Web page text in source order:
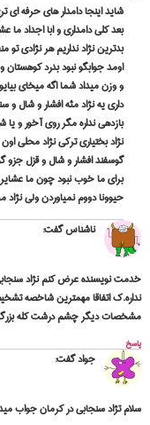
شاید اینجا دامدار های حرفه
بعد کلی دامداری و ابا اجداد ما
بدترین نژاد نداریم هر نژادی
اومد جوابگو نبود بدرد کوهستان
و وزن میداد شما اگه میخای
داری یه نژاد مثه افشار و شال
بازدهی نداره مگر روی آخور و
نژاد بختیاری ترکی نژاد محلی
گوسفند افشار و شال و قزل
برای ما خوب نبود چون ما
حیوونا دووم نمیاوردن ولی
ناشناسگفت:
خدمت نویسنده عرض کنم نژاد
نداره.ک اتفاقا مهمترین شاخصه
مشخصات دیگر چشم درشت کله
پاسخ
جوادگفت:
سلام تژاد سنجابی در کرمان جواب